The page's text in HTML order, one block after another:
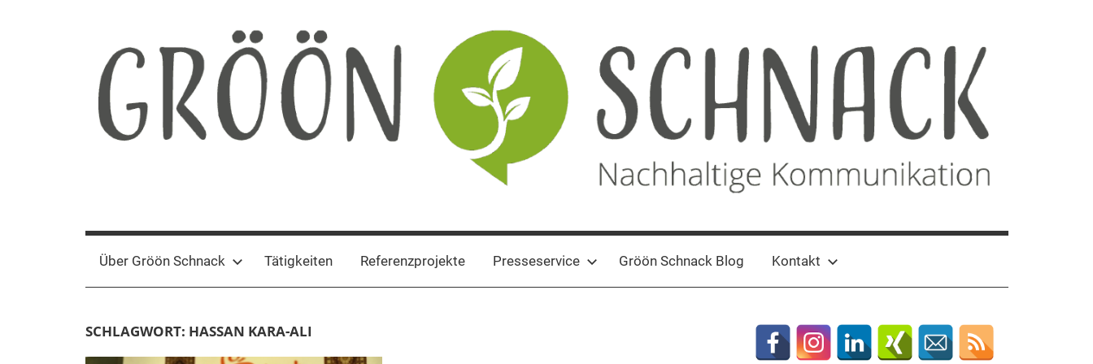
Gröön
Schnack
Kommunikation
Über Gröön Schnack Tätigkeiten Referenzprojekte Presseservice Gröön Schnack Blog Kontakt
SCHLAGWORT: HASSAN KARA-ALI